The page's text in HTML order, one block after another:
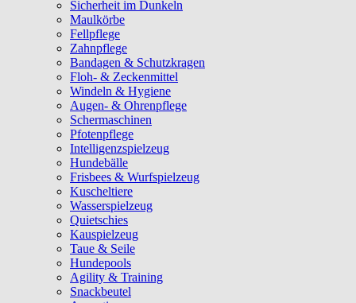
Sicherheit im Dunkeln
Maulkörbe
Fellpflege
Zahnpflege
Bandagen & Schutzkragen
Floh- & Zeckenmittel
Windeln & Hygiene
Augen- & Ohrenpflege
Schermaschinen
Pfotenpflege
Intelligenzspielzeug
Hundebälle
Frisbees & Wurfspielzeug
Kuscheltiere
Wasserspielzeug
Quietschies
Kauspielzeug
Taue & Seile
Hundepools
Agility & Training
Snackbeutel